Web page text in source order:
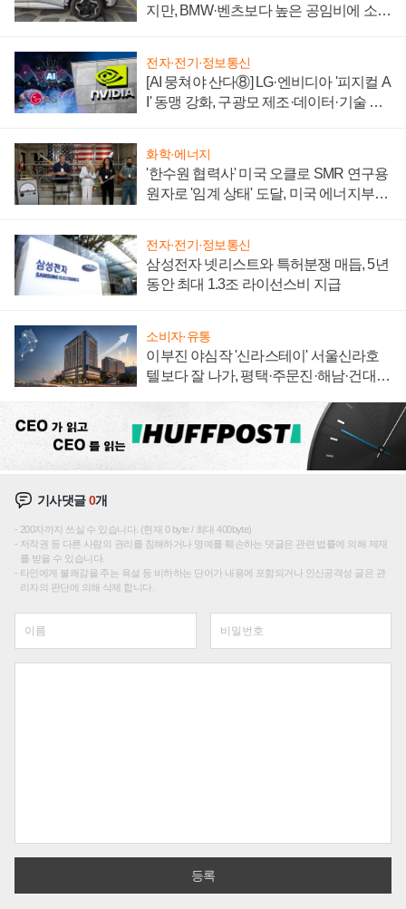
지만, BMW·벤츠보다 높은 공임비에 소비
전자·전기·정보통신
[AI 뭉쳐야 산다⑧] LG·엔비디아 '피지컬 A
I' 동맹 강화, 구광모 제조·데이터·기술 결
화학·에너지
'한수원 협력사' 미국 오클로 SMR 연구용
원자로 '임계 상태' 도달, 미국 에너지부
전자·전기·정보통신
삼성전자 넷리스트와 특허분쟁 매듭, 5년
동안 최대 1.3조 라이선스비 지급
소비자·유통
이부진 야심작 '신라스테이' 서울신라호
텔보다 잘 나가, 평택·주문진·해남·건대로
기사댓글0개
200자까지 쓰실 수 있습니다. (현재 0 byte / 최대 400byte)
저작권 등 다른 사람의 권리를 침해하거나 명예를 훼손하는 댓글은 관련 법률에 의해 제재
를 받을 수 있습니다.
타인에게 불쾌감을 주는 욕설 등 비하하는 단어가 내용에 포함되거나 인신공격성 글은 관
리자의 판단에 의해 삭제 합니다.